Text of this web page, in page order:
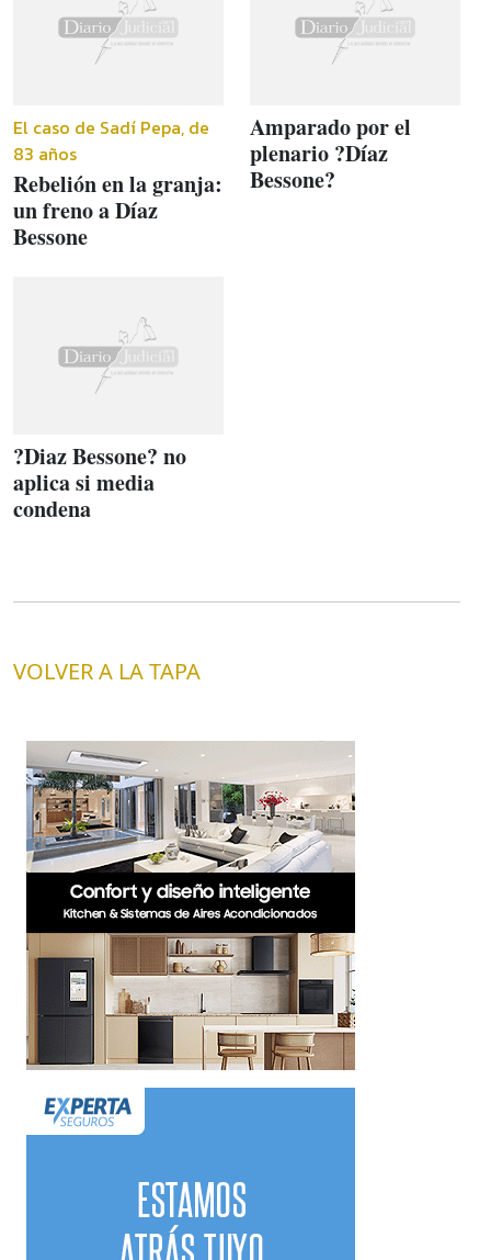
El caso de Sadí Pepa, de
83 años
Rebelión en la granja:
un freno a Díaz
Bessone
Amparado por el
plenario ?Díaz
Bessone?
?Diaz Bessone? no
aplica si media
condena
VOLVER A LA TAPA